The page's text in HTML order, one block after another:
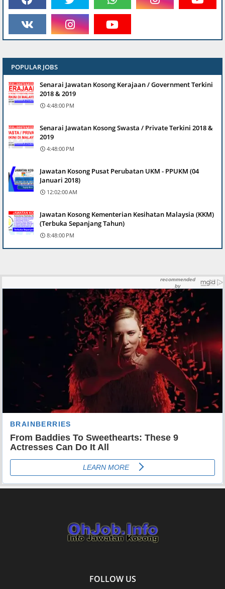
POPULAR JOBS
Senarai Jawatan Kosong Kerajaan / Government Terkini
2018 & 2019
4:48:00 PM
Senarai Jawatan Kosong Swasta / Private Terkini 2018 &
2019
4:48:00 PM
Jawatan Kosong Pusat Perubatan UKM - PPUKM (04
Januari 2018)
12:02:00 AM
Jawatan Kosong Kementerian Kesihatan Malaysia (KKM)
(Terbuka Sepanjang Tahun)
8:48:00 PM
FOLLOW US